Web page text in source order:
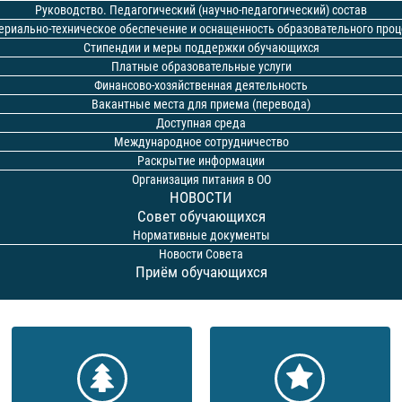
Руководство. Педагогический (научно-педагогический) состав
техническое обеспечение и оснащенность образовательного
Стипендии и меры поддержки обучающихся
Платные образовательные услуги
Финансово-хозяйственная деятельность
Вакантные места для приема (перевода)
Доступная среда
Международное сотрудничество
Раскрытие информации
Организация питания в ОО
НОВОСТИ
Совет обучающихся
Нормативные документы
Новости Совета
Приём обучающихся